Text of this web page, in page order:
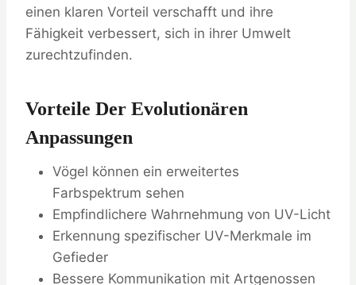
einen klaren Vorteil verschafft und ihre
Fähigkeit verbessert, sich in ihrer Umwelt
zurechtzufinden.
Vorteile Der Evolutionären
Anpassungen
Vögel können ein erweitertes
Farbspektrum sehen
Empfindlichere Wahrnehmung von UV-Licht
Erkennung spezifischer UV-Merkmale im
Gefieder
Bessere Kommunikation mit Artgenossen